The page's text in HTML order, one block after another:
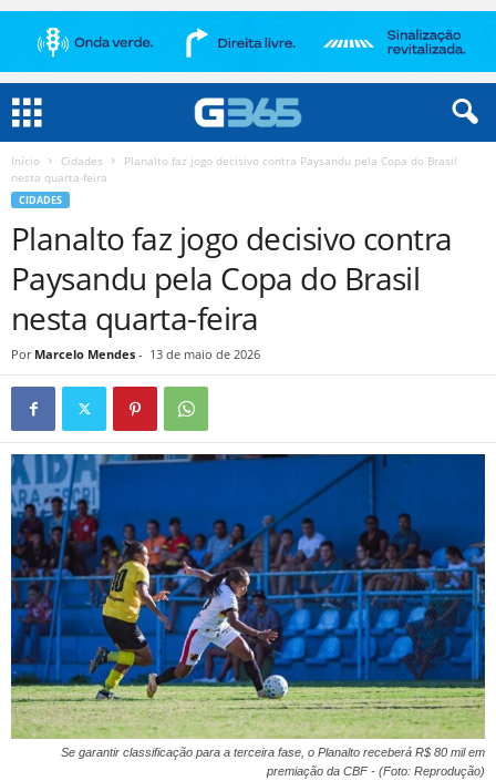
Início Cidades
Planalto faz jogo decisivo contra Paysandu pela Copa do Brasil
nesta quarta-feira
CIDADES
Planalto faz jogo decisivo contra
Paysandu pela Copa do Brasil
nesta quarta-feira
Por Marcelo Mendes - 13 de maio de 2026
Se garantir classificação para a terceira fase, o Planalto receberá R$ 80 mil em
premiação da CBF - (Foto: Reprodução)